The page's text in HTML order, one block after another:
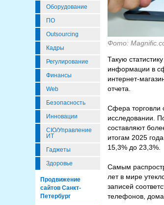
Оборудование
ПО
Outsourcing
Кадры
Регулирование
Финансы
Web
Безопасность
Инновации
CIO/Управление
ИТ
Гаджеты
Здоровье
Продвижение
сайтов Санкт-
Петербург
Фото:
Такую
информации в
интернет-
отчета.
Сфера торговли
исследовании.
составляют
итогам 2025
15,3% до 23,3%.
Самым
лет в мире
записей
телефонов,